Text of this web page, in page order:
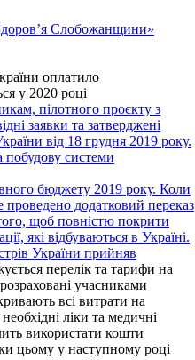
Слобожанщини»
оплатило
у 2020 році
пілотного проєкту з
заявки та затверджені
від 18 грудня 2019 року.
системи
бюджету 2019 року. Коли
проведено додатковий переказ
щоб повністю покрити
які відбуваються в Україні.
України прийняв
перелік та тарифи на
учасниками
всі витрати на
ліки та медичні
використати кошти
цьому у наступному році